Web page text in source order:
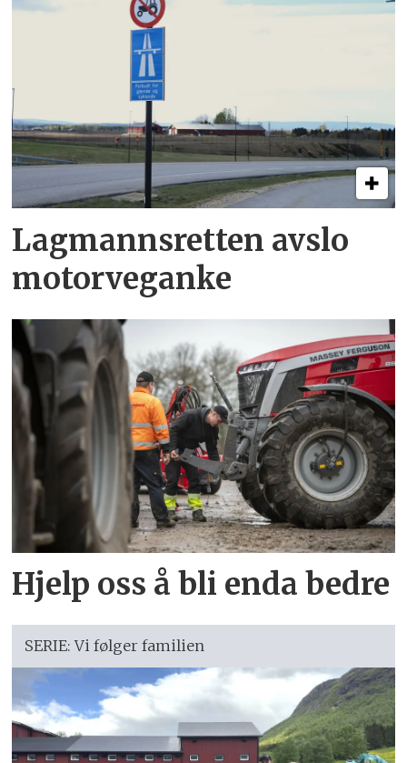
Lagmannsretten avslo
motorveganke
Hjelp oss å bli enda bedre
SERIE: Vi følger familien